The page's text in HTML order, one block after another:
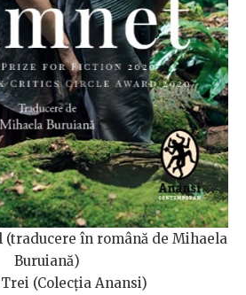
(traducere în română de Mihaela
Buruiană)
(Colecția Anansi)